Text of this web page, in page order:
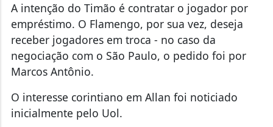
A intenção do Timão é contratar o jogador por
empréstimo. O Flamengo, por sua vez, deseja
receber jogadores em troca - no caso da
negociação com o São Paulo, o pedido foi por
Marcos Antônio.
O interesse corintiano em Allan foi noticiado
inicialmente pelo Uol.